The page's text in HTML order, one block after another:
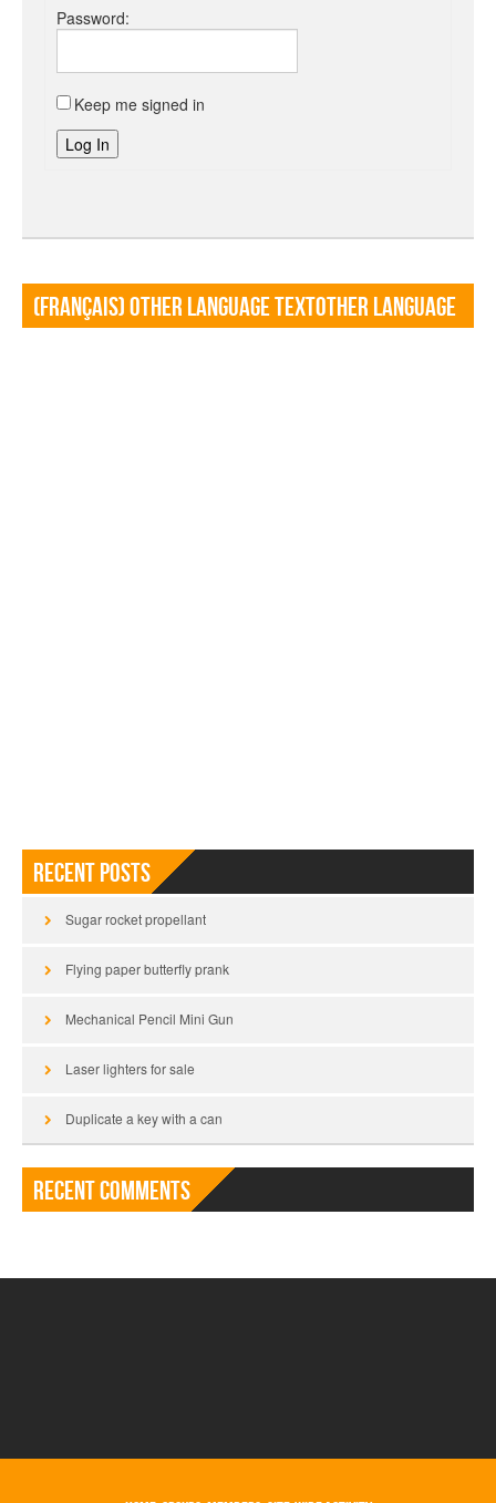
Password:
Keep me signed in
Log In
(Français) Other language TextOther language
Recent Posts
Sugar rocket propellant
Flying paper butterfly prank
Mechanical Pencil Mini Gun
Laser lighters for sale
Duplicate a key with a can
Recent Comments